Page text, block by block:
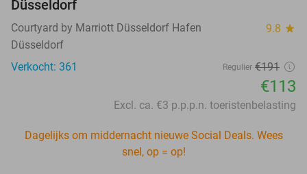
Düsseldorf
Courtyard by Marriott Düsseldorf Hafen 9.8 star
Düsseldorf
Verkocht: 361
Regulier €191
€113
Excl. ca. €3 p.p.p.n. toeristenbelasting
Dagelijks om middernacht nieuwe Social Deals. Wees
snel, op = op!